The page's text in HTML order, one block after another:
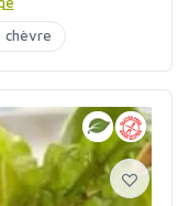
chèvre